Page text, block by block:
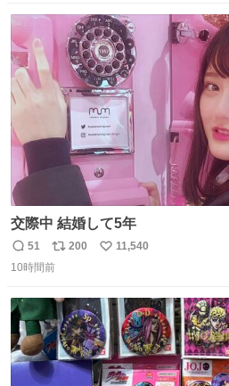
数
数
交際中 結婚して5年
返
信
51
リ
ポ
ト
数
200
い
数
11,540
10時間前